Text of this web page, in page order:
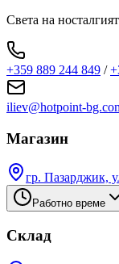
Света на
+359 889 244 849 /
iliev@hotpoint-
Магазин
гр. Пазарджик,
Работно време
Склад